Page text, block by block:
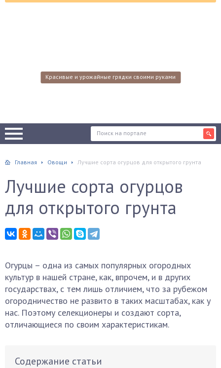
Красивые и урожайные грядки своими руками
Главная Овощи Лучшие сорта огурцов для открытого грунта
Лучшие сорта огурцов
для открытого грунта
Огурцы – одна из самых популярных огородных
культур в нашей стране, как, впрочем, и в других
государствах, с тем лишь отличием, что за рубежом
огородничество не развито в таких масштабах, как у
нас. Поэтому селекционеры и создают сорта,
отличающиеся по своим характеристикам.
Содержание статьи